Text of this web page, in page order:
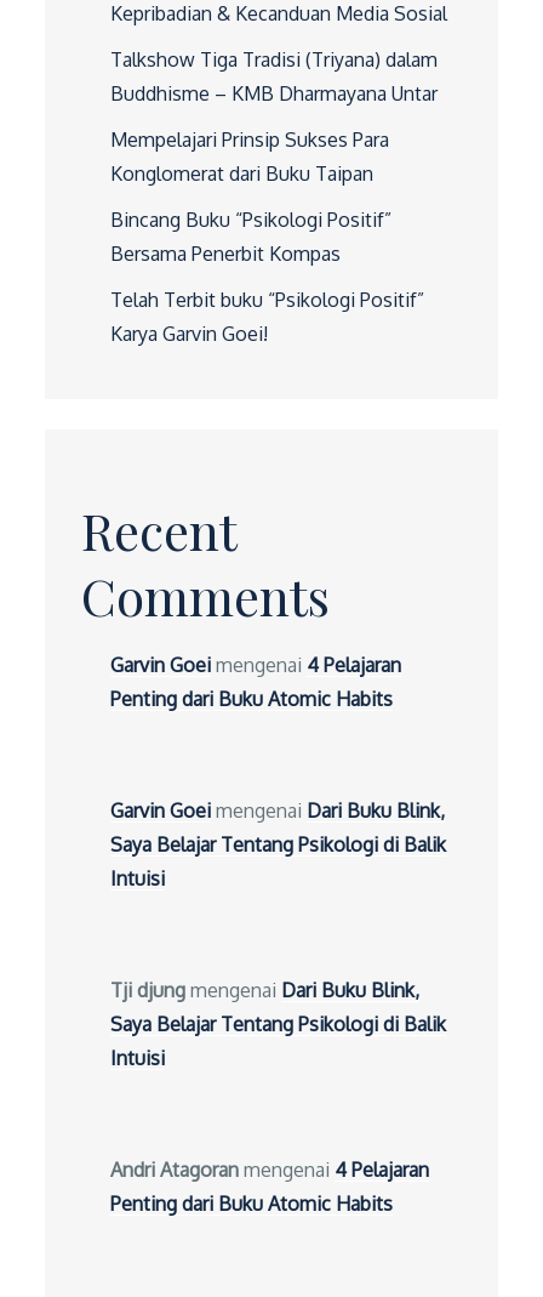
Kepribadian & Kecanduan Media Sosial
Talkshow Tiga Tradisi (Triyana) dalam
Buddhisme – KMB Dharmayana Untar
Mempelajari Prinsip Sukses Para
Konglomerat dari Buku Taipan
Bincang Buku “Psikologi Positif”
Bersama Penerbit Kompas
Telah Terbit buku “Psikologi Positif”
Karya Garvin Goei!
Recent
Comments
Garvin Goei mengenai 4 Pelajaran
Penting dari Buku Atomic Habits
Garvin Goei mengenai Dari Buku Blink,
Saya Belajar Tentang Psikologi di Balik
Intuisi
Tji djung mengenai Dari Buku Blink,
Saya Belajar Tentang Psikologi di Balik
Intuisi
Andri Atagoran mengenai 4 Pelajaran
Penting dari Buku Atomic Habits